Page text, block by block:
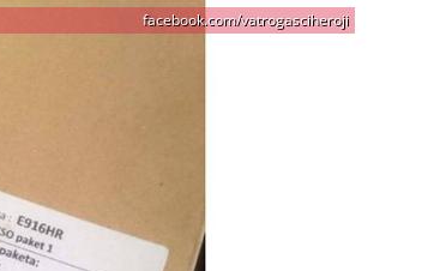
facebook.com/vatrogasciheroji